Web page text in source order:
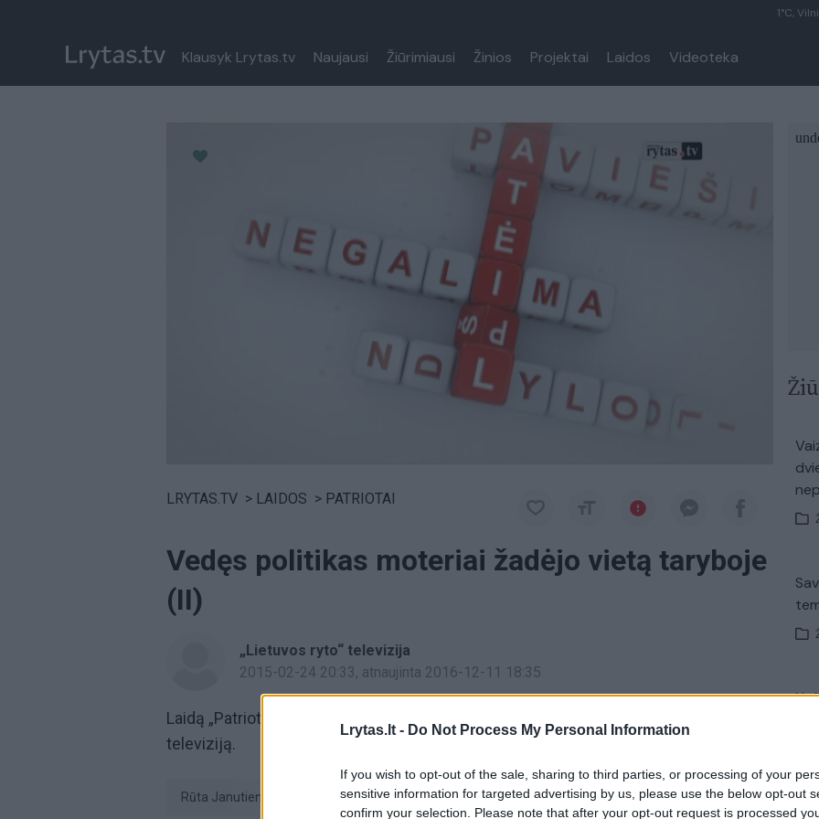
Lrytas.lt - Do Not Process My Personal Information
If you wish to opt-out of the sale, sharing to third parties, or processing of your
sensitive information for targeted advertising by us, please use the below opt-out
confirm your selection. Please note that after your opt-out request is processed
1°C,
Klausyk Lrytas.tv Naujausi Žiūrimiausi Žinios Projektai Laidos Videoteka
LRYTAS.TV > LAIDOS > PATRIOTAI
Vedęs politikas moteriai žadėjo vietą taryboje
(II)
„Lietuvos ryto“ televizija
2015-02-24 20:33, atnaujinta 2016-12-11 18:35
Laidą „Patriotai“ žiūrėkite kiekvieną antradienį nuo 21:30 val. per „Lietuvos ryto“
televiziją.
Rūta Janutienė politikas Vytautas Kleiva laida Patriotai Telšiai